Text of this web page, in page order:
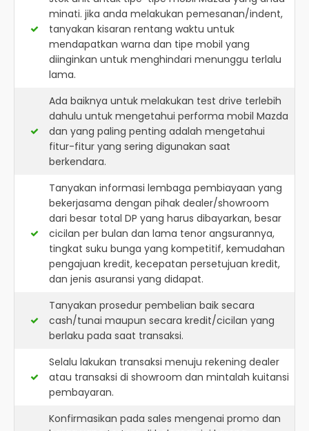
minati. jika anda melakukan pemesanan/indent,
tanyakan kisaran rentang waktu untuk
mendapatkan warna dan tipe mobil yang
diinginkan untuk menghindari menunggu terlalu
lama.
Ada baiknya untuk melakukan test drive terlebih
dahulu untuk mengetahui performa mobil Mazda
dan yang paling penting adalah mengetahui
fitur-fitur yang sering digunakan saat
berkendara.
Tanyakan informasi lembaga pembiayaan yang
bekerjasama dengan pihak dealer/showroom
dari besar total DP yang harus dibayarkan, besar
cicilan per bulan dan lama tenor angsurannya,
tingkat suku bunga yang kompetitif, kemudahan
pengajuan kredit, kecepatan persetujuan kredit,
dan jenis asuransi yang didapat.
Tanyakan prosedur pembelian baik secara
cash/tunai maupun secara kredit/cicilan yang
berlaku pada saat transaksi.
Selalu lakukan transaksi menuju rekening dealer
atau transaksi di showroom dan mintalah kuitansi
pembayaran.
Konfirmasikan pada sales mengenai promo dan